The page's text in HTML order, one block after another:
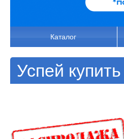
Каталог
Успей купить